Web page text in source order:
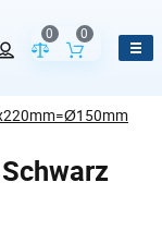
Vergleich der
0
Inhalt des
0